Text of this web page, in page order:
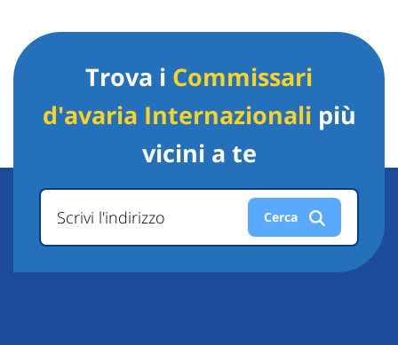
Trova i Commissari
d'avaria Internazionali più
vicini a te
Scrivi l'indirizzo Cerca